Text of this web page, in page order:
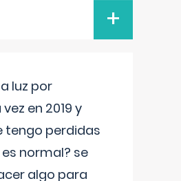
+
luz por
en 2019 y
tengo perdidas
normal? se
algo para